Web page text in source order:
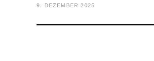
9. DEZEMBER 2025